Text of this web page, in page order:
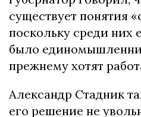
существует понятия
поскольку среди них
было
прежнему хотят
Александр Стадник
его решение не